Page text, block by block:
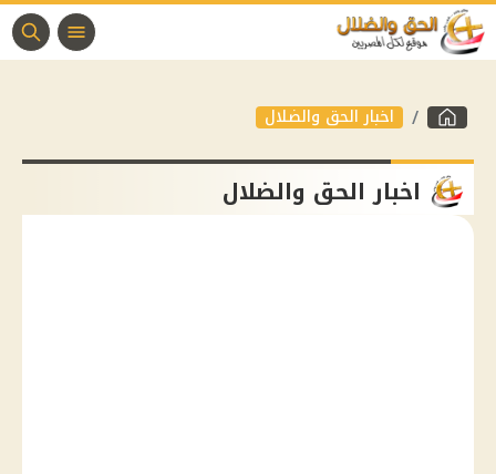
اخبار الحق والضلال
اخبار الحق والضلال